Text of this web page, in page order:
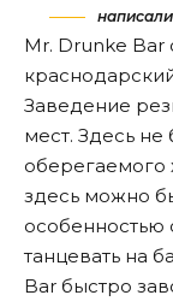
Mr. Drunke Bar
Заведение
мест. Здесь
оберегаемого
здесь можно
особенностью
танцевать на
Bar быстро